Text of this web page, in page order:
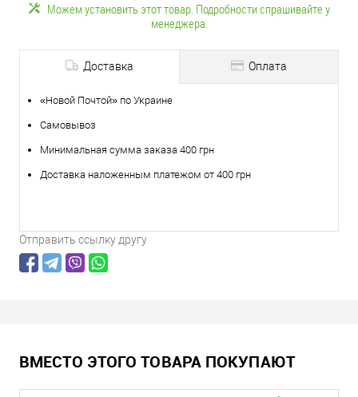
Можем установить этот товар. Подробности спрашивайте у
менеджера.
Доставка Оплата
«Новой Почтой» по Украине
Самовывоз
Минимальная сумма заказа 400 грн
Доставка наложенным платежом от 400 грн
Отправить ссылку другу
ВМЕСТО ЭТОГО ТОВАРА ПОКУПАЮТ